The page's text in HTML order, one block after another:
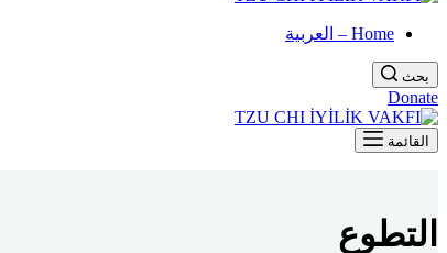
Home – العربية
بحث
Donate
القائمة
التطوع